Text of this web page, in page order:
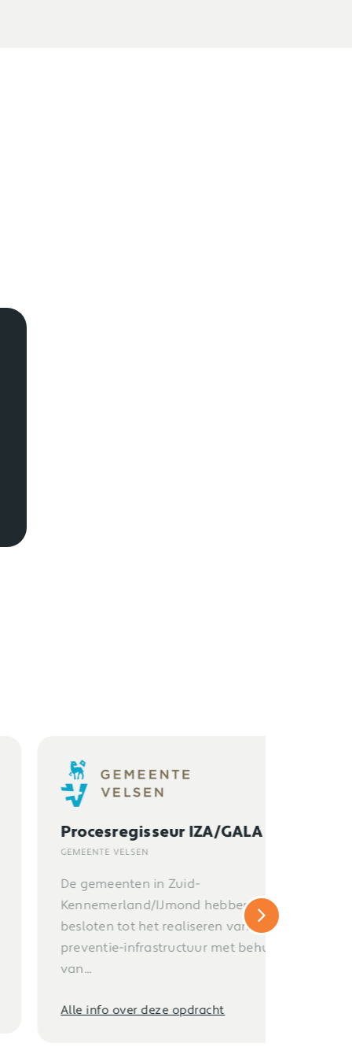
Procesregisseur IZA/GALA
GEMEENTE VELSEN
De gemeenten in Zuid-
Kennemerland/IJmond hebben
besloten tot het realiseren van een
preventie-infrastructuur met behulp
Alle info over deze opdracht